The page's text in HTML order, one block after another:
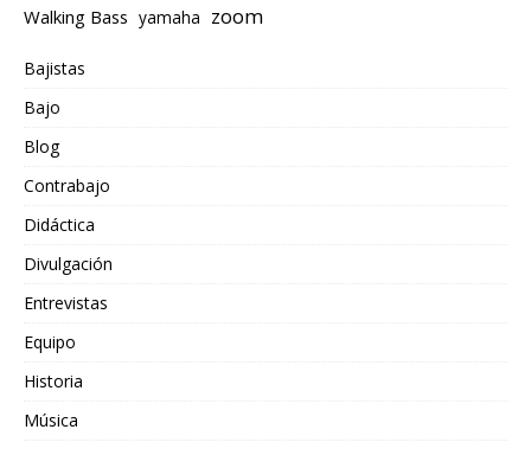
Walking Bass yamaha zoom
Bajistas
Bajo
Blog
Contrabajo
Didáctica
Divulgación
Entrevistas
Equipo
Historia
Música